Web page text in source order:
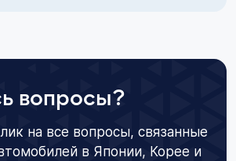
вопросы?
на все вопросы, связанные
в Японии, Корее и